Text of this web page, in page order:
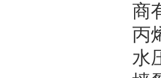
商
丙
水